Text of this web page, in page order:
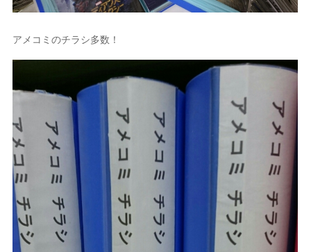
アメコミのチラシ多数！